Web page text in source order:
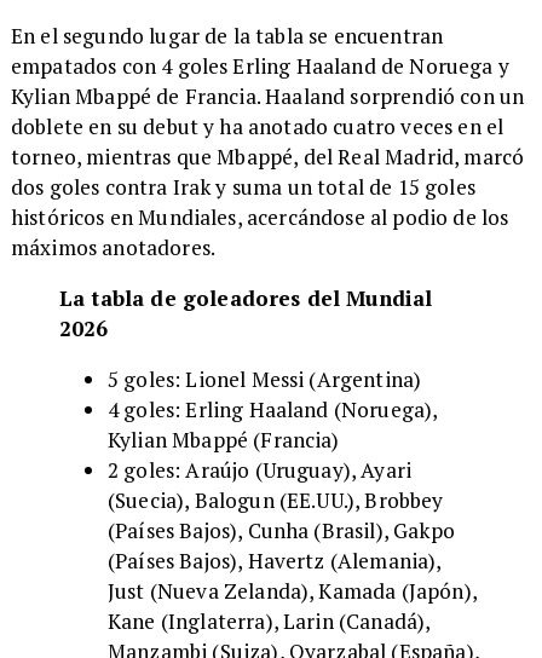
En el segundo lugar de la tabla se encuentran
empatados con 4 goles Erling Haaland de Noruega y
Kylian Mbappé de Francia. Haaland sorprendió con un
doblete en su debut y ha anotado cuatro veces en el
torneo, mientras que Mbappé, del Real Madrid, marcó
dos goles contra Irak y suma un total de 15 goles
históricos en Mundiales, acercándose al podio de los
máximos anotadores.
La tabla de goleadores del Mundial
2026
5 goles: Lionel Messi (Argentina)
4 goles: Erling Haaland (Noruega),
Kylian Mbappé (Francia)
2 goles: Araújo (Uruguay), Ayari
(Suecia), Balogun (EE.UU.), Brobbey
(Países Bajos), Cunha (Brasil), Gakpo
(Países Bajos), Havertz (Alemania),
Just (Nueva Zelanda), Kamada (Japón),
Kane (Inglaterra), Larin (Canadá),
Manzambi (Suiza), Oyarzabal (España),